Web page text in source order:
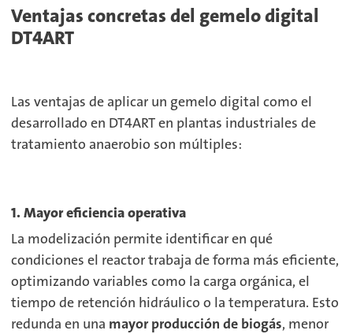
Ventajas concretas del gemelo digital
DT4ART
Las ventajas de aplicar un gemelo digital como el
desarrollado en DT4ART en plantas industriales de
tratamiento anaerobio son múltiples:
1. Mayor eficiencia operativa
La modelización permite identificar en qué
condiciones el reactor trabaja de forma más eficiente,
optimizando variables como la carga orgánica, el
tiempo de retención hidráulico o la temperatura. Esto
redunda en una mayor producción de biogás, menor